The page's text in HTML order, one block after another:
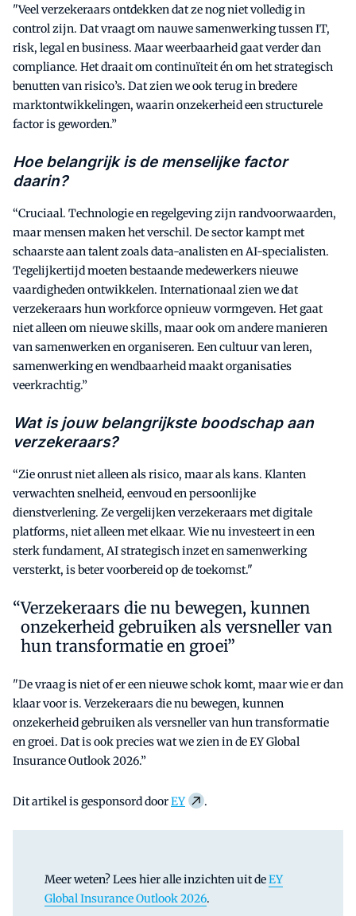
"Veel verzekeraars ontdekken dat ze nog niet volledig in
control zijn. Dat vraagt om nauwe samenwerking tussen IT,
risk, legal en business. Maar weerbaarheid gaat verder dan
compliance. Het draait om continuïteit én om het strategisch
benutten van risico’s. Dat zien we ook terug in bredere
marktontwikkelingen, waarin onzekerheid een structurele
factor is geworden.”
Hoe belangrijk is de menselijke factor
daarin?
“Cruciaal. Technologie en regelgeving zijn randvoorwaarden,
maar mensen maken het verschil. De sector kampt met
schaarste aan talent zoals data-analisten en AI-specialisten.
Tegelijkertijd moeten bestaande medewerkers nieuwe
vaardigheden ontwikkelen. Internationaal zien we dat
verzekeraars hun workforce opnieuw vormgeven. Het gaat
niet alleen om nieuwe skills, maar ook om andere manieren
van samenwerken en organiseren. Een cultuur van leren,
samenwerking en wendbaarheid maakt organisaties
veerkrachtig.”
Wat is jouw belangrijkste boodschap aan
verzekeraars?
“Zie onrust niet alleen als risico, maar als kans. Klanten
verwachten snelheid, eenvoud en persoonlijke
dienstverlening. Ze vergelijken verzekeraars met digitale
platforms, niet alleen met elkaar. Wie nu investeert in een
sterk fundament, AI strategisch inzet en samenwerking
versterkt, is beter voorbereid op de toekomst."
Verzekeraars die nu bewegen, kunnen
onzekerheid gebruiken als versneller van
hun transformatie en groei”
"De vraag is niet of er een nieuwe schok komt, maar wie er dan
klaar voor is. Verzekeraars die nu bewegen, kunnen
onzekerheid gebruiken als versneller van hun transformatie
en groei. Dat is ook precies wat we zien in de EY Global
Insurance Outlook 2026.”
Dit artikel is gesponsord doorEY .
Meer weten? Lees hier alle inzichten uit deEY
Global Insurance Outlook 2026.